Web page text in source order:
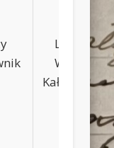
Ludwik,
Waleria
Kałuszyńska